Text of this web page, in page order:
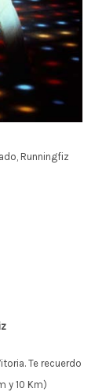
Runningfiz
Te recuerdo
y 10 Km)